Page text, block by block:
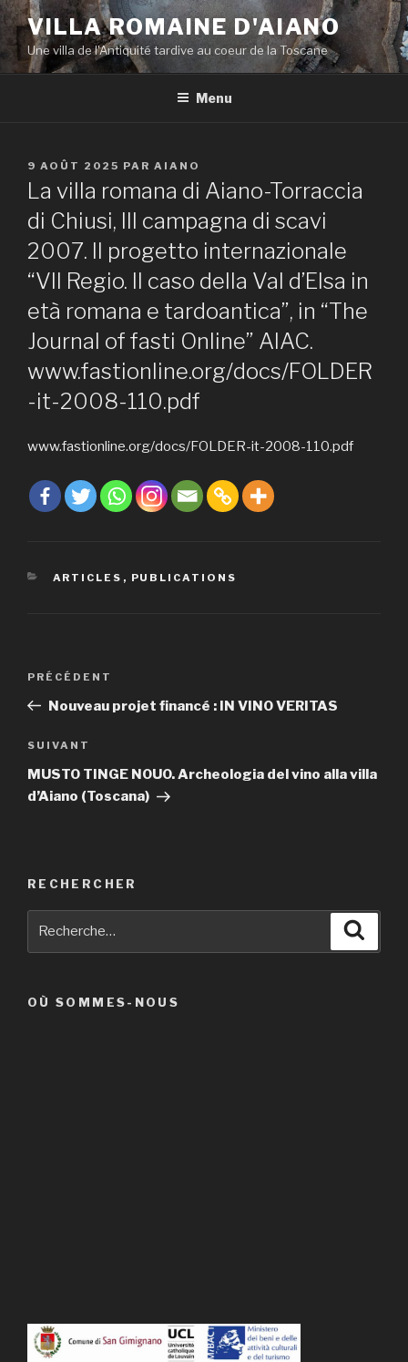
Aller
contenu
principal
VILLA ROMAINE D'AIANO
Une villa de l'Antiquité tardive au coeur de la Toscane
Menu
PUBLIÉ
LE
9 AOÛT 2025 PAR AIANO
La villa romana di Aiano-Torraccia
di Chiusi, III campagna di scavi
2007. Il progetto internazionale
“VII Regio. Il caso della Val d’Elsa in
età romana e tardoantica”, in “The
Journal of fasti Online” AIAC.
www.fastionline.org/docs/FOLDER
-it-2008-110.pdf
www.fastionline.org/docs/FOLDER-it-2008-110.pdf
CATÉGORIES
ARTICLES , PUBLICATIONS
Navigation
Article
précédent
PRÉCÉDENT
Nouveau projet financé : IN VINO VERITAS
Article
suivant
SUIVANT
MUSTO TINGE NOUO. Archeologia del vino alla villa
d’Aiano (Toscana)
RECHERCHER
OÙ SOMMES-NOUS